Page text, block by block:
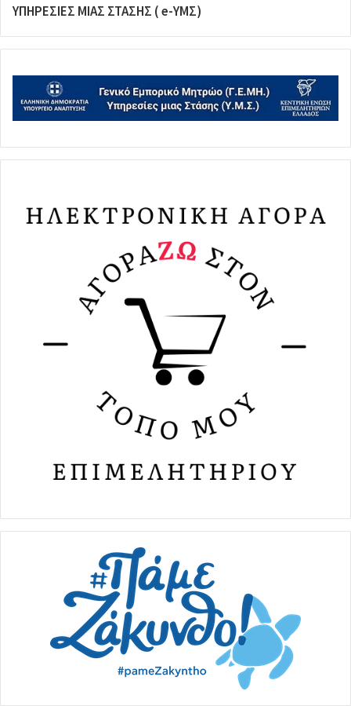
ΥΠΗΡΕΣΙΕΣ ΜΙΑΣ ΣΤΑΣΗΣ ( e-ΥΜΣ)